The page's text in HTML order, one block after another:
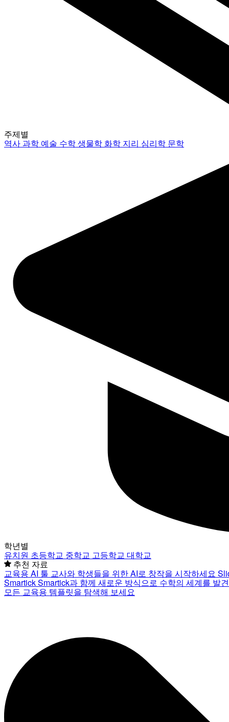
주제별
역사과학 예술 수학생물학 화학 지리 심리학 문학
학년별
유치원 초등학교 중학교 고등학교 대학교
추천 자료
교육용 AI 툴 교사와 학생들을 위한 AI로 창작을 시작하세요
SmartickSmartick과 함께 새로운 방식으로 수학의 세계를 발
모든 교육용 템플릿을 탐색해 보세요